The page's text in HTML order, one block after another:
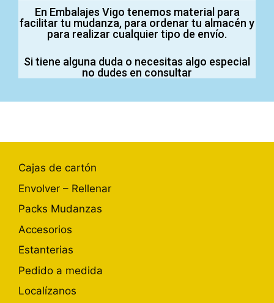
En Embalajes Vigo tenemos material para
facilitar tu mudanza, para ordenar tu almacén y
para realizar cualquier tipo de envío.
Si tiene alguna duda o necesitas algo especial
no dudes en consultar
Cajas de cartón
Envolver – Rellenar
Packs Mudanzas
Accesorios
Estanterias
Pedido a medida
Localízanos